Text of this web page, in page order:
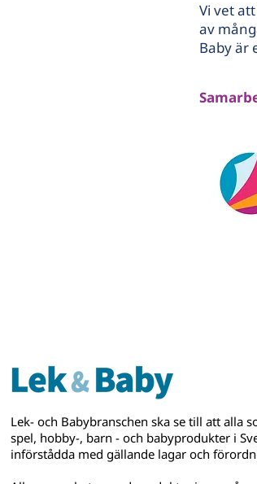
Vi vet
av
Baby är
Lek- och Babybranschen ska se till att alla
spel, hobby-, barn - och babyprodukter i
införstådda med gällande lagar och